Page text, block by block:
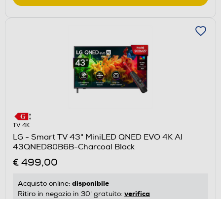
TV 4K
LG - Smart TV 43" MiniLED QNED EVO 4K AI
43QNED80B6B-Charcoal Black
€ 499,00
Acquisto online: disponibile
Ritiro in negozio in 30' gratuito: verifica